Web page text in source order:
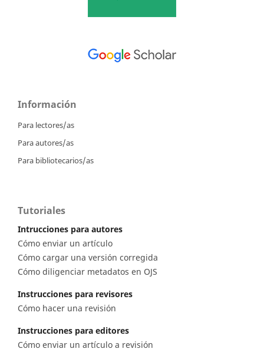
Información
Para lectores/as
Para autores/as
Para bibliotecarios/as
Tutoriales
Intrucciones para autores
Cómo enviar un artículo
Cómo cargar una versión corregida
Cómo diligenciar metadatos en OJS
Instrucciones para revisores
Cómo hacer una revisión
Instrucciones para editores
Cómo enviar un artículo a revisión